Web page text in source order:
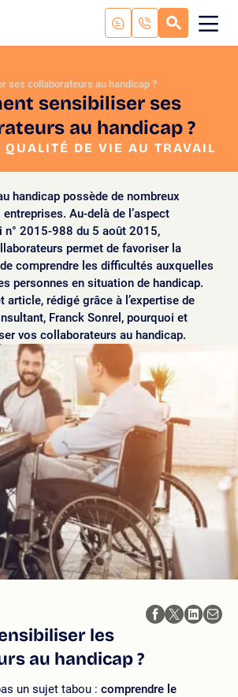
ses collaborateurs au handicap ?
sensibiliser ses
au handicap ?
DE VIE AU TRAVAIL
handicap possède de nombreux
Au-delà de l’aspect
2015-988 du 5 août 2015,
permet de favoriser la
comprendre les difficultés auxquelles
personnes en situation de handicap.
article, rédigé grâce à l’expertise de
Franck Sonrel, pourquoi et
vos collaborateurs au handicap.
les
au handicap ?
un sujet tabou : comprendre le